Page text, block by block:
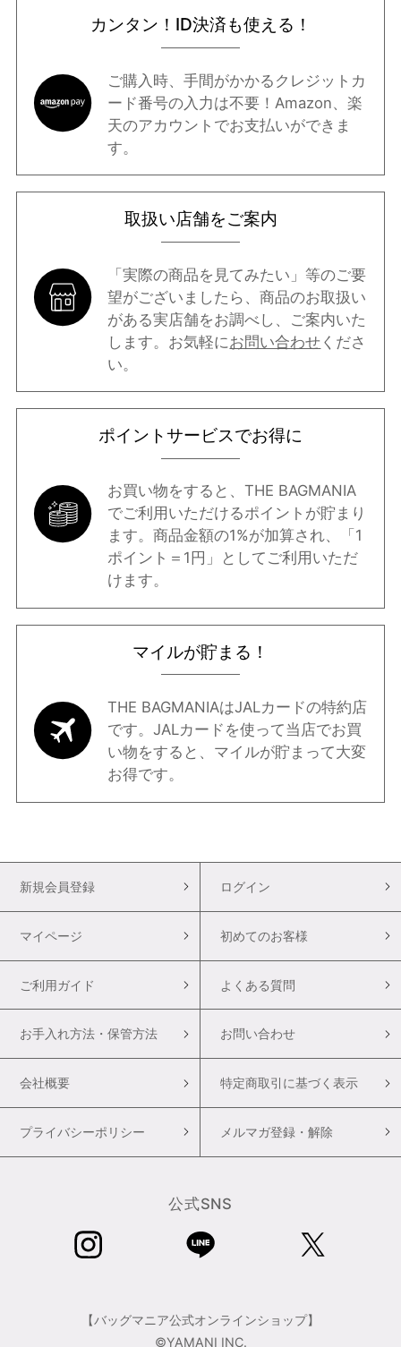
カンタン！ID決済も使える！
ご購入時、手間がかかるクレジットカ
ード番号の入力は不要！Amazon、楽
天のアカウントでお支払いができま
す。
取扱い店舗をご案内
「実際の商品を見てみたい」等のご要
望がございましたら、商品のお取扱い
がある実店舗をお調べし、ご案内いた
します。お気軽にお問い合わせ くださ
い。
ポイントサービスでお得に
お買い物をすると、THE BAGMANIA
でご利用いただけるポイントが貯まり
ます。商品金額の1%が加算され、「1
ポイント＝1円」としてご利用いただ
けます。
マイルが貯まる！
THE BAGMANIAはJALカードの特約店
です。JALカードを使って当店でお買
い物をすると、マイルが貯まって大変
お得です。
新規会員登録 ログイン
マイページ 初めてのお客様
ご利用ガイド よくある質問
お手入れ方法・保管方法 お問い合わせ
会社概要 特定商取引に基づく表示
プライバシーポリシー メルマガ登録・解除
公式SNS
【バッグマニア公式オンラインショップ】
©YAMANI INC.